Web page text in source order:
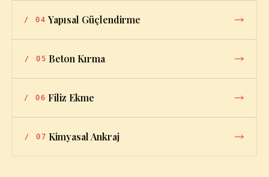
/ 04 Yapısal Güçlendirme
/ 05 Beton Kırma
/ 06 Filiz Ekme
/ 07 Kimyasal Ankraj